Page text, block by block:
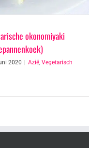
okonomiyaki
2020 Azië, Vegetarisch